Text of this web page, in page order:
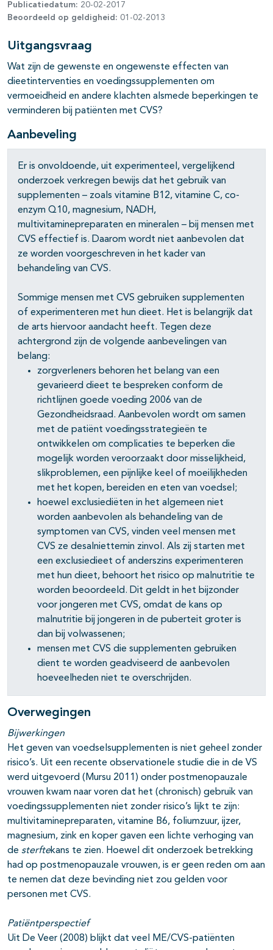
Publicatiedatum: 20-02-2017
Beoordeeld op geldigheid: 01-02-2013
Uitgangsvraag
Wat zijn de gewenste en ongewenste effecten van
dieetinterventies en voedingssupplementen om
vermoeidheid en andere klachten alsmede beperkingen te
verminderen bij patiënten met CVS?
Aanbeveling
Er is onvoldoende, uit experimenteel, vergelijkend
onderzoek verkregen bewijs dat het gebruik van
supplementen – zoals vitamine B12, vitamine C, co-
enzym Q10, magnesium, NADH,
multivitaminepreparaten en mineralen – bij mensen met
CVS effectief is. Daarom wordt niet aanbevolen dat
ze worden voorgeschreven in het kader van
behandeling van CVS.
Sommige mensen met CVS gebruiken supplementen
of experimenteren met hun dieet. Het is belangrijk dat
de arts hiervoor aandacht heeft. Tegen deze
achtergrond zijn de volgende aanbevelingen van
belang:
zorgverleners behoren het belang van een
gevarieerd dieet te bespreken conform de
richtlijnen goede voeding 2006 van de
Gezondheidsraad. Aanbevolen wordt om samen
met de patiënt voedingsstrategieën te
ontwikkelen om complicaties te beperken die
mogelijk worden veroorzaakt door misselijkheid,
slikproblemen, een pijnlijke keel of moeilijkheden
met het kopen, bereiden en eten van voedsel;
hoewel exclusiediëten in het algemeen niet
worden aanbevolen als behandeling van de
symptomen van CVS, vinden veel mensen met
CVS ze desalniettemin zinvol. Als zij starten met
een exclusiedieet of anderszins experimenteren
met hun dieet, behoort het risico op malnutritie te
worden beoordeeld. Dit geldt in het bijzonder
voor jongeren met CVS, omdat de kans op
malnutritie bij jongeren in de puberteit groter is
dan bij volwassenen;
mensen met CVS die supplementen gebruiken
dient te worden geadviseerd de aanbevolen
hoeveelheden niet te overschrijden.
Overwegingen
Bijwerkingen
Het geven van voedselsupplementen is niet geheel zonder
risico’s. Uit een recente observationele studie die in de VS
werd uitgevoerd (Mursu 2011) onder postmenopauzale
vrouwen kwam naar voren dat het (chronisch) gebruik van
voedingssupplementen niet zonder risico’s lijkt te zijn:
multivitaminepreparaten, vitamine B6, foliumzuur, ijzer,
magnesium, zink en koper gaven een lichte verhoging van
de sterftekans te zien. Hoewel dit onderzoek betrekking
had op postmenopauzale vrouwen, is er geen reden om aan
te nemen dat deze bevinding niet zou gelden voor
personen met CVS.
Patiëntperspectief
Uit De Veer (2008) blijkt dat veel ME/CVS-patiënten